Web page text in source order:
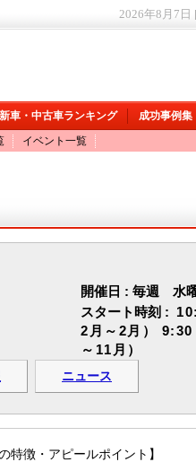
2026年8月7日
新車・中古車ランキング 成功事例集
イベント一覧
開催日 : 毎週 水
スタート時刻 :
2月～2月） 9:30
～11月）
ニュース
特徴・アピールポイント】